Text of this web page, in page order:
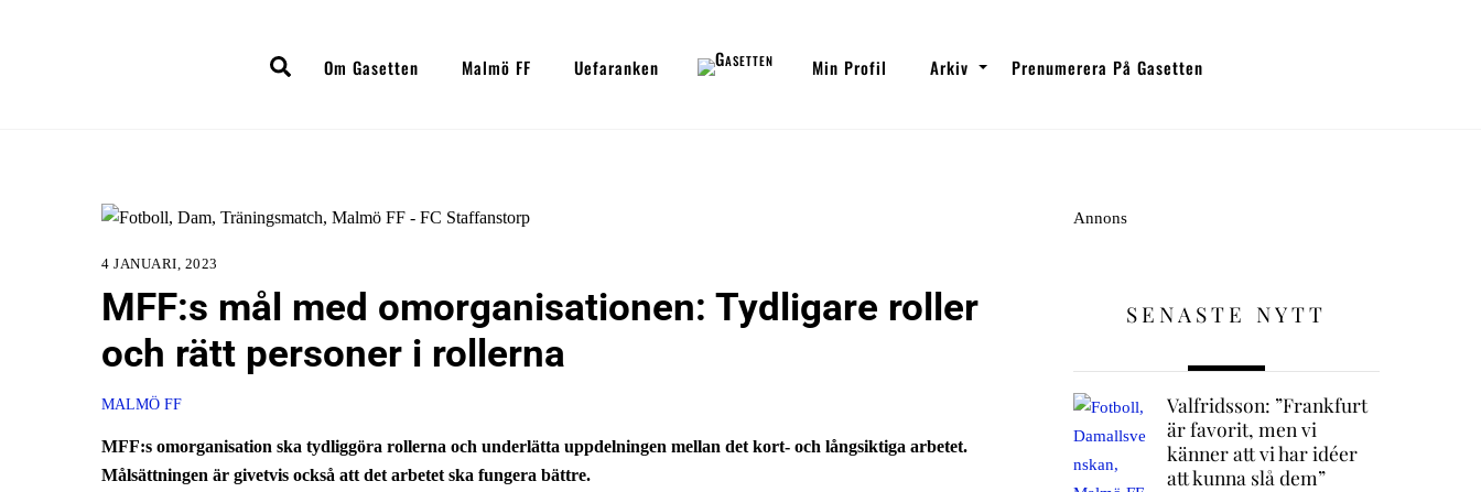
SearchOm Gasetten Malmö FF Uefaranken Min Profil Arkiv Prenumerera På Gasetten
4 JANUARI, 2023
MFF:s mål med omorganisationen: Tydligare roller
och rätt personer i rollerna
MALMÖ FF
MFF:s omorganisation ska tydliggöra rollerna och underlätta uppdelningen mellan det kort- och långsiktiga arbetet.
Målsättningen är givetvis också att det arbetet ska fungera bättre.
Annons
SENASTE NYTT
Valfridsson: ”Frankfurt
är favorit, men vi
känner att vi har idéer
att kunna slå dem”